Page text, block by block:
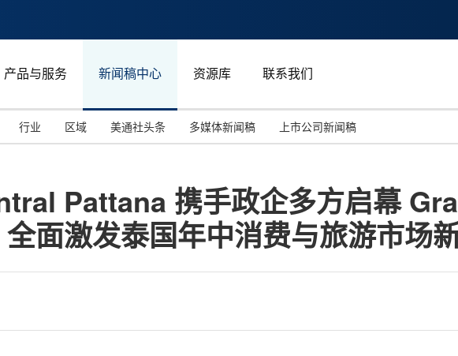
产品与服务 新闻稿中心 资源库 联系我们
投资并购
世界移动通信大会
人工智能
行业
能源化工与环保
教育与人力资源
体育
区域
马来西亚
澳大利亚
美通社头条 多媒体新闻稿 上市公司新闻稿
Pattana 携手政企多方启幕
面激发泰国年中消费与旅游市场